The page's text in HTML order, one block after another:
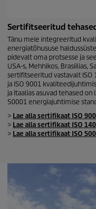
Sertifitseeritud
Tänu meie integreeritud
energiatõhususe
pidevalt oma protsesse ja
USA-s, Mehhikos, Brasiilias,
sertifitseeritud vastavalt
ja ISO 9001
ja Itaalias asuvad tehased
50001 energiajuhtimise
> Lae alla sertifikaat ISO
> Lae alla sertifikaat ISO
> Lae alla sertifikaat ISO